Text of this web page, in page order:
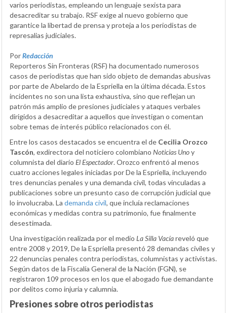
varios periodistas, empleando un lenguaje sexista para
desacreditar su trabajo. RSF exige al nuevo gobierno que
garantice la libertad de prensa y proteja a los periodistas de
represalias judiciales.
PorRedacción
Reporteros Sin Fronteras (RSF) ha documentado numerosos
casos de periodistas que han sido objeto de demandas abusivas
por parte de Abelardo de la Espriella en la última década. Estos
incidentes no son una lista exhaustiva, sino que reflejan un
patrón más amplio de presiones judiciales y ataques verbales
dirigidos a desacreditar a aquellos que investigan o comentan
sobre temas de interés público relacionados con él.
Entre los casos destacados se encuentra el de Cecilia Orozco
Tascón, exdirectora del noticiero colombiano Noticias Unoy
columnista del diario El Espectador. Orozco enfrentó al menos
cuatro acciones legales iniciadas por De la Espriella, incluyendo
tres denuncias penales y una demanda civil, todas vinculadas a
publicaciones sobre un presunto caso de corrupción judicial que
lo involucraba. La demanda civil, que incluía reclamaciones
económicas y medidas contra su patrimonio, fue finalmente
desestimada.
Una investigación realizada por el medio La Silla Vacíareveló que
entre 2008 y 2019, De la Espriella presentó 28 demandas civiles y
22 denuncias penales contra periodistas, columnistas y activistas.
Según datos de la Fiscalía General de la Nación (FGN), se
registraron 109 procesos en los que el abogado fue demandante
por delitos como injuria y calumnia.
Presiones sobre otros periodistas